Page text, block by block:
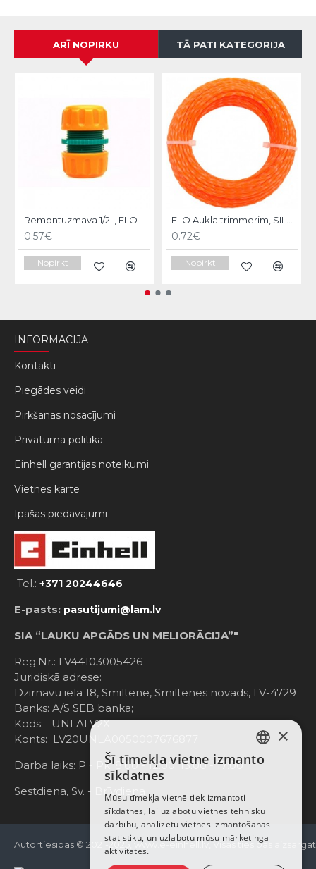
ARĪ NOPIRKU TĀ PATI KATEGORIJA
Remontuzmava 1/2'', FLO
0.57€
Nopirkt
FLO Aukla trimmerim, SILENT, 1.6mm/15m
0.72€
Nopirkt
INFORMĀCIJA
Kontakti
Piegādes veidi
Pirkšanas nosacījumi
Privātuma politika
Einhell garantijas noteikumi
Vietnes karte
Ipašas piedāvājumi
Tel.: +371 20244646
E-pasts: pasutijumi@lam.lv
SIA “LAUKU APGĀDS UN MELIORĀCIJA”"
Reg.Nr.: LV44103005426
Juridiskā adrese:
Dzirnavu iela 18, Smiltene, Smiltenes novads, LV-4729
Banks: A/S SEB banka;
Kods: UNLALV2X
Konts: LV20UNLA0050007676877
Darba laiks: P - Pk. 8:00 - 12:00; 13:00 - 17:00
Sestdiena, Sv. - Brīvdiena
Autortiesības © 2021-2025, www.e-einhell.lv, Visas tiesības
LATVIAN
ENGLISH
×
Šī tīmekļa vietne izmanto
sīkdatnes
Mūsu tīmekļa vietnē tiek izmantoti
sīkdatnes, lai uzlabotu vietnes tehnisku
darbību, analizētu vietnes izmantošanas
statistiku, un uzlabotu mūsu mārketinga
aktivitātes.